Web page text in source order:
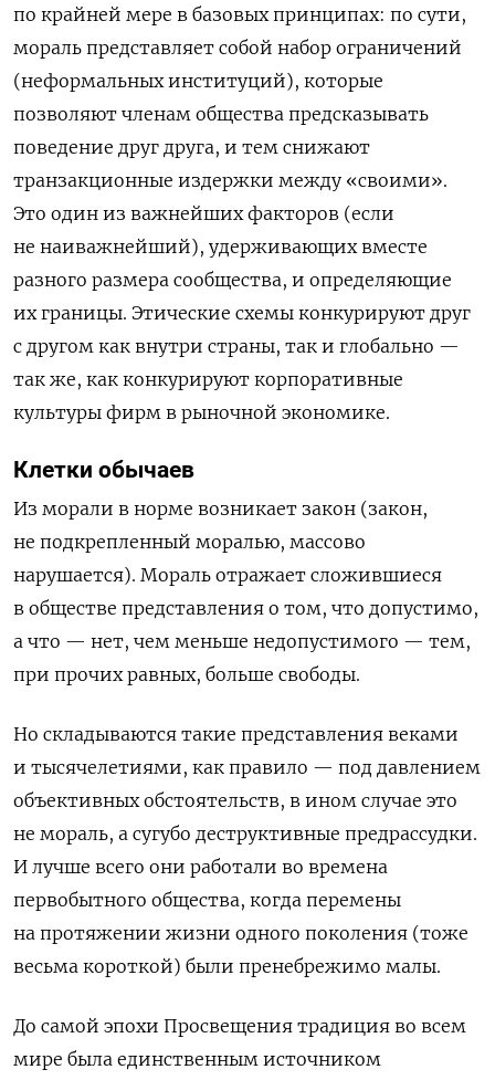
по крайней мере в базовых принципах: по сути,
мораль представляет собой набор ограничений
(неформальных институций), которые
позволяют членам общества предсказывать
поведение друг друга, и тем снижают
транзакционные издержки между «своими».
Это один из важнейших факторов (если
не наиважнейший), удерживающих вместе
разного размера сообщества, и определяющие
их границы. Этические схемы конкурируют друг
с другом как внутри страны, так и глобально —
так же, как конкурируют корпоративные
культуры фирм в рыночной экономике.
Клетки обычаев
Из морали в норме возникает закон (закон,
не подкрепленный моралью, массово
нарушается). Мораль отражает сложившиеся
в обществе представления о том, что допустимо,
а что — нет, чем меньше недопустимого — тем,
при прочих равных, больше свободы.
Но складываются такие представления веками
и тысячелетиями, как правило — под давлением
объективных обстоятельств, в ином случае это
не мораль, а сугубо деструктивные предрассудки.
И лучше всего они работали во времена
первобытного общества, когда перемены
на протяжении жизни одного поколения (тоже
весьма короткой) были пренебрежимо малы.
До самой эпохи Просвещения традиция во всем
мире была единственным источником